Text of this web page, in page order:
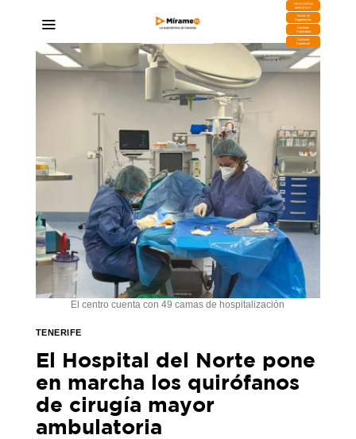
DESCARGA
MIRAPLAY
Buzón de
Sugerencias
Contratar
Publicidad
Contacto
Comercial
El centro cuenta con 49 camas de hospitalización
TENERIFE
El Hospital del Norte pone
en marcha los quirófanos
de cirugía mayor
ambulatoria